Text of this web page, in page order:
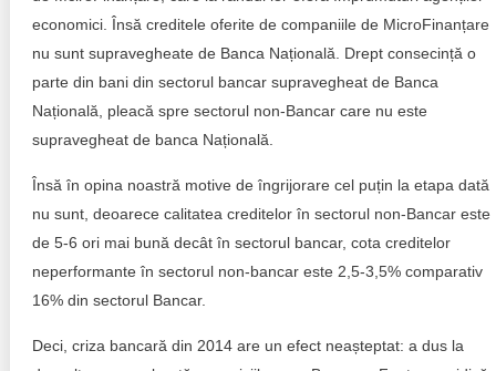
economici. Însă creditele oferite de companiile de MicroFinanțare
nu sunt supravegheate de Banca Națională. Drept consecință o
parte din bani din sectorul bancar supravegheat de Banca
Națională, pleacă spre sectorul non-Bancar care nu este
supravegheat de banca Națională.
Însă în opina noastră motive de îngrijorare cel puțin la etapa dată
nu sunt, deoarece calitatea creditelor în sectorul non-Bancar este
de 5-6 ori mai bună decât în sectorul bancar, cota creditelor
neperformante în sectorul non-bancar este 2,5-3,5% comparativ
16% din sectorul Bancar.
Deci, criza bancară din 2014 are un efect neașteptat: a dus la